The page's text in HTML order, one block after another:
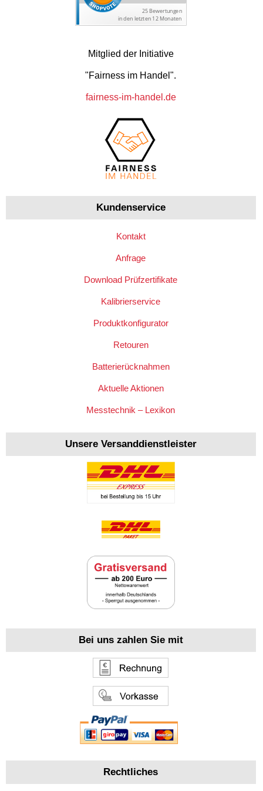
Mitglied der Initiative
"Fairness im Handel".
fairness-im-handel.de
Kundenservice
Kontakt
Anfrage
Download Prüfzertifikate
Kalibrierservice
Produktkonfigurator
Retouren
Batterierücknahmen
Aktuelle Aktionen
Messtechnik – Lexikon
Unsere Versanddienstleister
Bei uns zahlen Sie mit
Rechtliches